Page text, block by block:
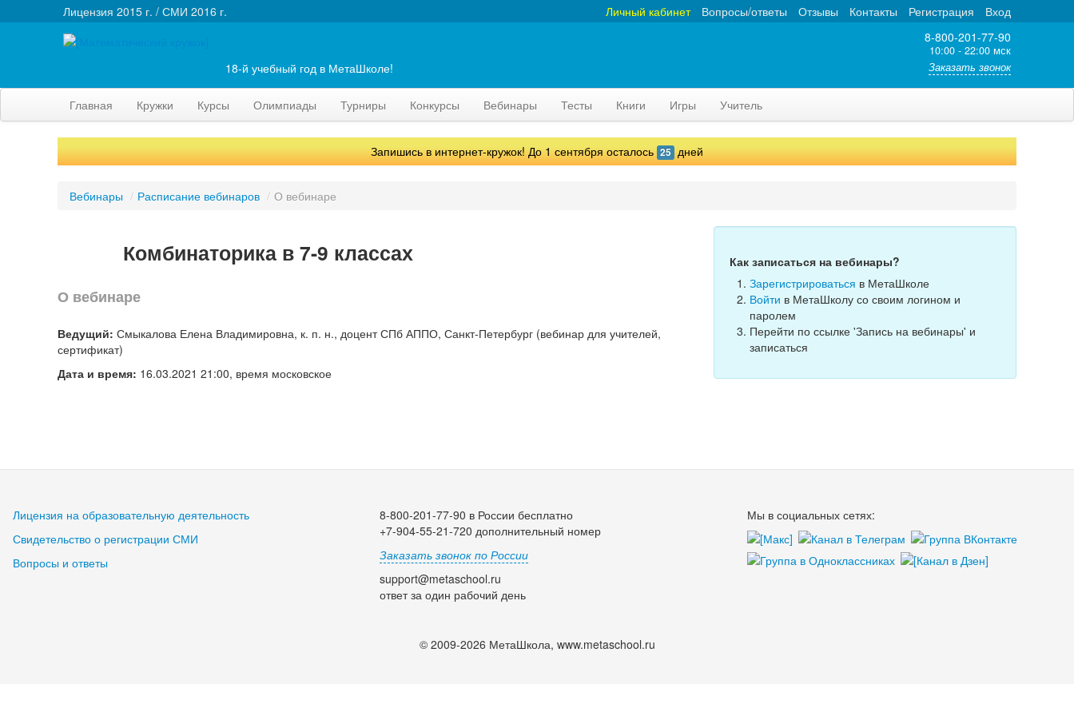
Лицензия 2015 г. / СМИ 2016 г. Вход
Регистрация
Контакты
Отзывы
Вопросы/ответы
Личный кабинет
8-800-201-77-90
10:00 - 22:00 мск
Заказать звонок
18-й учебный год в МетаШколе!
Главная Кружки Курсы Олимпиады Турниры Конкурсы Вебинары Тесты Книги Игры Учитель
Запишись в интернет-кружок! До 1 сентября осталось 25 дней
Вебинары / Расписание вебинаров / О вебинаре
Комбинаторика в 7-9 классах
О вебинаре
Ведущий: Смыкалова Елена Владимировна, к. п. н., доцент СПб АППО, Санкт-Петербург (вебинар для учителей,
сертификат)
Дата и время: 16.03.2021 21:00, время московское
Как записаться на вебинары?
Зарегистрироваться в МетаШколе
Войти в МетаШколу со своим логином и
паролем
Перейти по ссылке 'Запись на вебинары' и
записаться
Лицензия на образовательную деятельность
Свидетельство о регистрации СМИ
Вопросы и ответы
8-800-201-77-90 в России бесплатно
+7-904-55-21-720 дополнительный номер
Заказать звонок по России
support@metaschool.ru
ответ за один рабочий день
Мы в социальных сетях:
© 2009-2026 МетаШкола, www.metaschool.ru